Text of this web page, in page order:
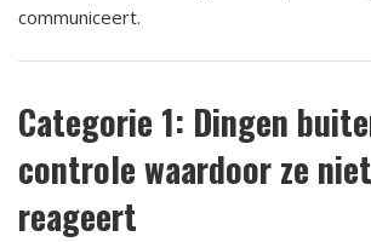
communiceert.
Categorie 1: Dingen
controle waardoor ze
reageert